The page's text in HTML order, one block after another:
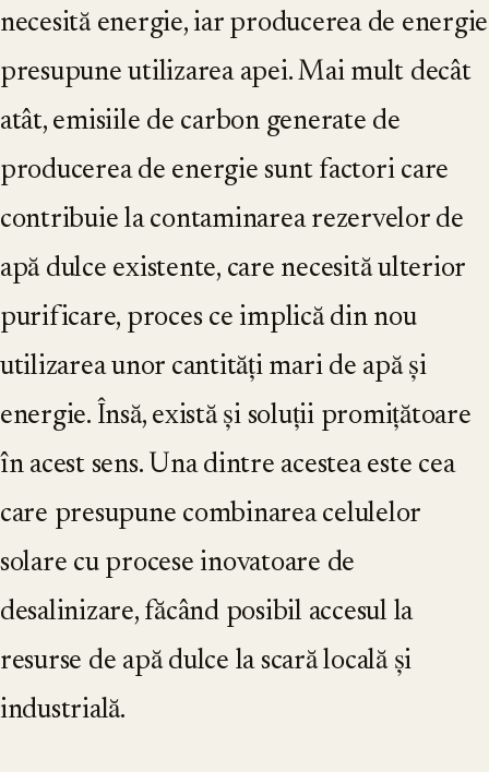
necesită energie, iar producerea de energie
presupune utilizarea apei. Mai mult decât
atât, emisiile de carbon generate de
producerea de energie sunt factori care
contribuie la contaminarea rezervelor de
apă dulce existente, care necesită ulterior
purificare, proces ce implică din nou
utilizarea unor cantități mari de apă și
energie. Însă, există și soluții promițătoare
în acest sens. Una dintre acestea este cea
care presupune combinarea celulelor
solare cu procese inovatoare de
desalinizare, făcând posibil accesul la
resurse de apă dulce la scară locală și
industrială.